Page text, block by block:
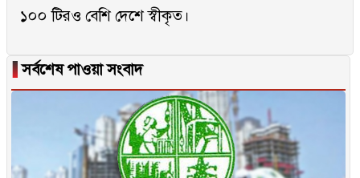
১০০ টিরও বেশি দেশে স্বীকৃত।
▐সর্বশেষ পাওয়া সংবাদ